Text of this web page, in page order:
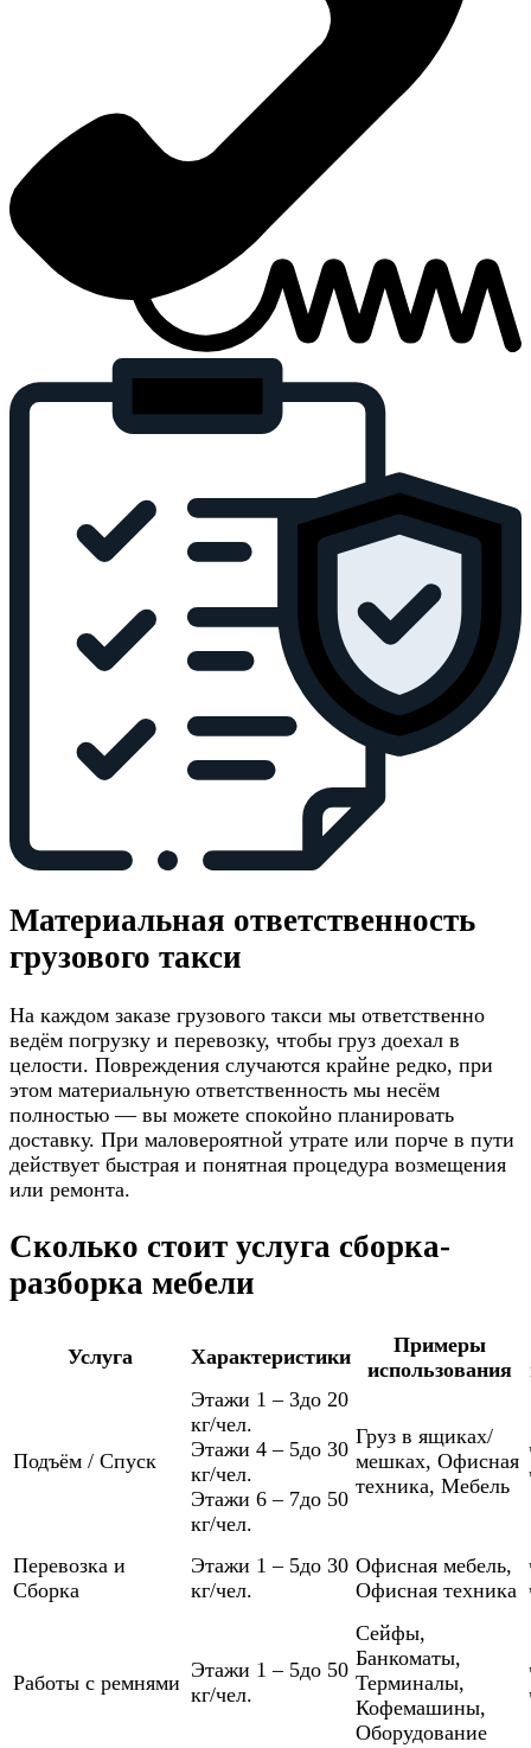
Материальная ответственность
грузового такси
На каждом заказе грузового такси мы ответственно
ведём погрузку и перевозку, чтобы груз доехал в
целости. Повреждения случаются крайне редко, при
этом материальную ответственность мы несём
полностью — вы можете спокойно планировать
доставку. При маловероятной утрате или порче в пути
действует быстрая и понятная процедура возмещения
или ремонта.
Сколько стоит услуга сборка-
разборка мебели
Услуга Характеристики
Примеры
использования
Подъём / Спуск
Этажи 1 – 3до 20
кг/чел.
Этажи 4 – 5до 30
кг/чел.
Этажи 6 – 7до 50
кг/чел.
Груз в ящиках/
мешках, Офисная
техника, Мебель
Перевозка и
Сборка
Этажи 1 – 5до 30
кг/чел.
Офисная мебель,
Офисная техника
Работы с ремнями
Этажи 1 – 5до 50
кг/чел.
Сейфы,
Банкоматы,
Терминалы,
Кофемашины,
Оборудование